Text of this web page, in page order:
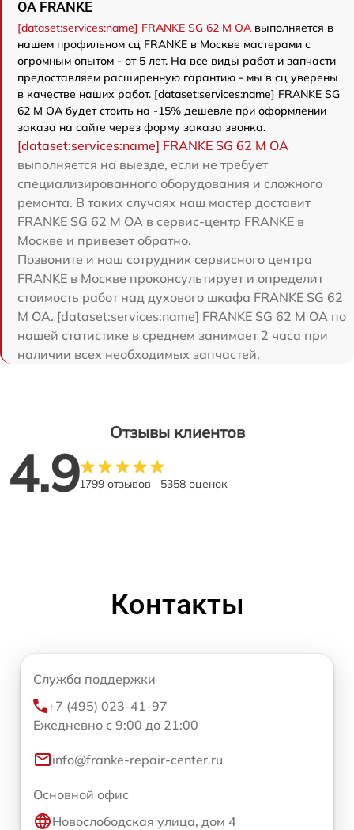
OA FRANKE
[dataset:services:name] FRANKE SG 62 M OA выполняется в
нашем профильном сц FRANKE в Москве мастерами с
огромным опытом - от 5 лет. На все виды работ и запчасти
предоставляем расширенную гарантию - мы в сц уверены
в качестве наших работ. [dataset:services:name] FRANKE SG
62 M OA будет стоить на -15% дешевле при оформлении
заказа на сайте через форму заказа звонка.
[dataset:services:name] FRANKE SG 62 M OA
выполняется на выезде, если не требует
специализированного оборудования и сложного
ремонта. В таких случаях наш мастер доставит
FRANKE SG 62 M OA в сервис-центр FRANKE в
Москве и привезет обратно.
Позвоните и наш сотрудник сервисного центра
FRANKE в Москве проконсультирует и определит
стоимость работ над духового шкафа FRANKE SG 62
M OA. [dataset:services:name] FRANKE SG 62 M OA по
нашей статистике в среднем занимает 2 часа при
наличии всех необходимых запчастей.
Отзывы клиентов
4.91799 отзывов 5358 оценок
Контакты
Служба поддержки
+7 (495) 023-41-97
Ежедневно с 9:00 до 21:00
info@franke-repair-center.ru
Основной офис
Новослободская улица, дом 4